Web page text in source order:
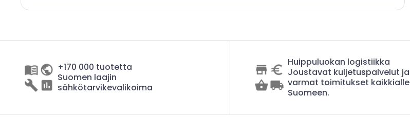
+170 000 tuotetta
Suomen laajin
sähkötarvikevalikoima
Huippuluokan logistiikka
Joustavat kuljetuspalvelut ja
varmat toimitukset kaikkialle
Suomeen.